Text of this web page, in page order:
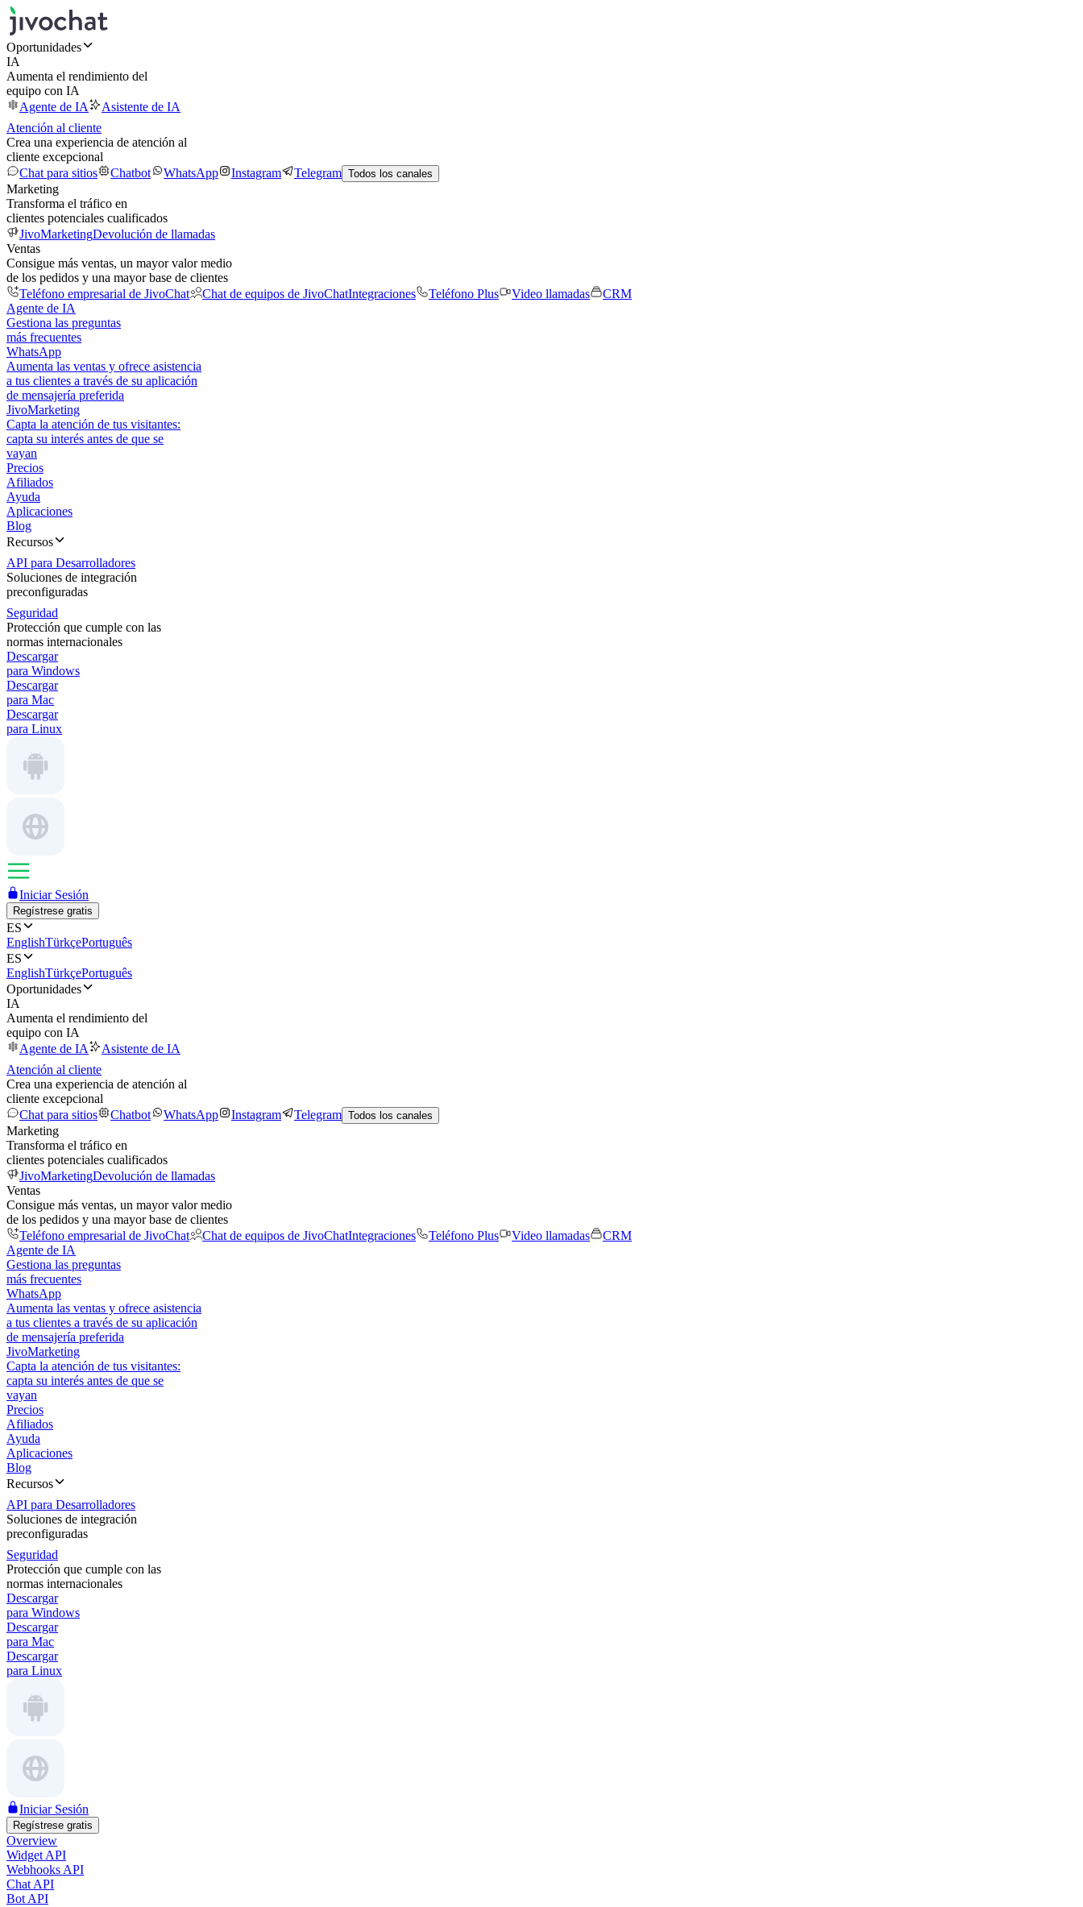
Oportunidades
IA
Aumenta el rendimiento del
equipo con IA
Agente de IA
Asistente de IA
Atención al cliente
Crea una experiencia de atención al
cliente excepcional
Chat para sitios
Chatbot WhatsApp Instagram Telegram Todos los canales
Marketing
Transforma el tráfico en
clientes potenciales cualificados
JivoMarketingDevolución de llamadas
Ventas
Consigue más ventas, un mayor valor medio
de los pedidos y una mayor base de clientes
Teléfono empresarial de JivoChat
Chat de equipos de JivoChatIntegraciones Teléfono Plus Video llamadas
CRM
Agente de IA
Gestiona las preguntas
más frecuentes
WhatsApp
Aumenta las ventas y ofrece asistencia
a tus clientes a través de su aplicación
de mensajería preferida
JivoMarketing
Capta la atención de tus visitantes:
capta su interés antes de que se
vayan
Precios
Afiliados
Ayuda
Aplicaciones
Blog
Recursos
API para Desarrolladores
Soluciones de integración
preconfiguradas
Seguridad
Protección que cumple con las
normas internacionales
Descargar
para Windows
Descargar
para Mac
Descargar
para Linux
Iniciar Sesión
Regístrese gratis
ES
EnglishTürkçePortuguês
ES
EnglishTürkçePortuguês
Oportunidades
IA
Aumenta el rendimiento del
equipo con IA
Agente de IA
Asistente de IA
Atención al cliente
Crea una experiencia de atención al
cliente excepcional
Chat para sitios
Chatbot WhatsApp Instagram Telegram Todos los canales
Marketing
Transforma el tráfico en
clientes potenciales cualificados
JivoMarketingDevolución de llamadas
Ventas
Consigue más ventas, un mayor valor medio
de los pedidos y una mayor base de clientes
Teléfono empresarial de JivoChat
Chat de equipos de JivoChatIntegraciones Teléfono Plus Video llamadas
CRM
Agente de IA
Gestiona las preguntas
más frecuentes
WhatsApp
Aumenta las ventas y ofrece asistencia
a tus clientes a través de su aplicación
de mensajería preferida
JivoMarketing
Capta la atención de tus visitantes:
capta su interés antes de que se
vayan
Precios
Afiliados
Ayuda
Aplicaciones
Blog
Recursos
API para Desarrolladores
Soluciones de integración
preconfiguradas
Seguridad
Protección que cumple con las
normas internacionales
Descargar
para Windows
Descargar
para Mac
Descargar
para Linux
Iniciar Sesión
Regístrese gratis
Overview
Widget API
Webhooks API
Chat API
Bot API